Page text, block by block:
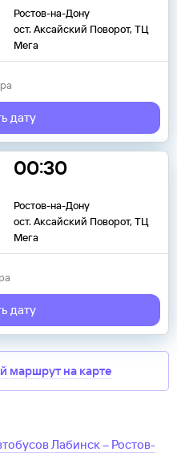
Ростов-на-Дону
ост. Аксайский Поворот, ТЦ
Мега
дату
00:30
Ростов-на-Дону
ост. Аксайский Поворот, ТЦ
Мега
дату
маршрут на карте
Лабинск– Ростов-